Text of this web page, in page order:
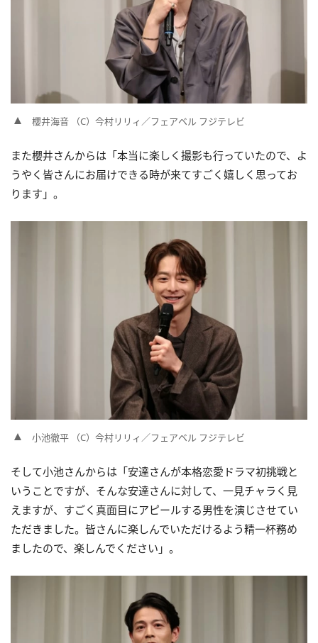
櫻井海音 （C）今村リリィ／フェアベル フジテレビ
また櫻井さんからは「本当に楽しく撮影も行っていたので、よ
うやく皆さんにお届けできる時が来てすごく嬉しく思ってお
ります」。
小池徹平 （C）今村リリィ／フェアベル フジテレビ
そして小池さんからは「安達さんが本格恋愛ドラマ初挑戦と
いうことですが、そんな安達さんに対して、一見チャラく見
えますが、すごく真面目にアピールする男性を演じさせてい
ただきました。皆さんに楽しんでいただけるよう精一杯務め
ましたので、楽しんでください」。